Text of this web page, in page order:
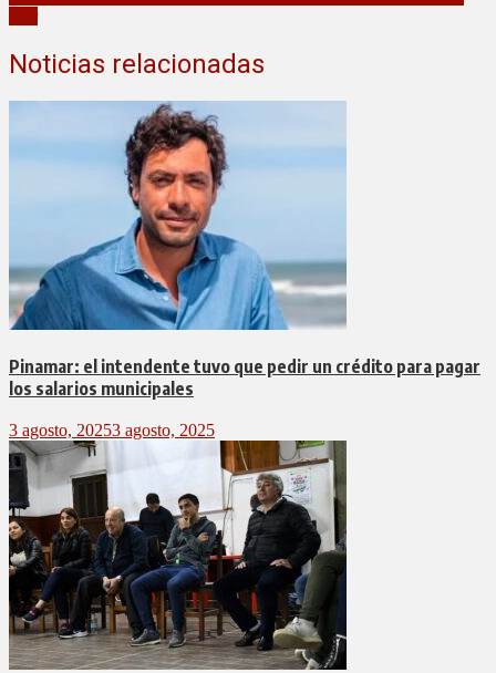
Noticias relacionadas
Pinamar: el intendente tuvo que pedir un crédito para pagar
los salarios municipales
3 agosto, 20253 agosto, 2025